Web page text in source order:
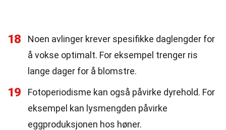
18
Noen avlinger krever spesifikke daglengder for
å vokse optimalt. For eksempel trenger ris
lange dager for å blomstre.
19
Fotoperiodisme kan også påvirke dyrehold. For
eksempel kan lysmengden påvirke
eggproduksjonen hos høner.